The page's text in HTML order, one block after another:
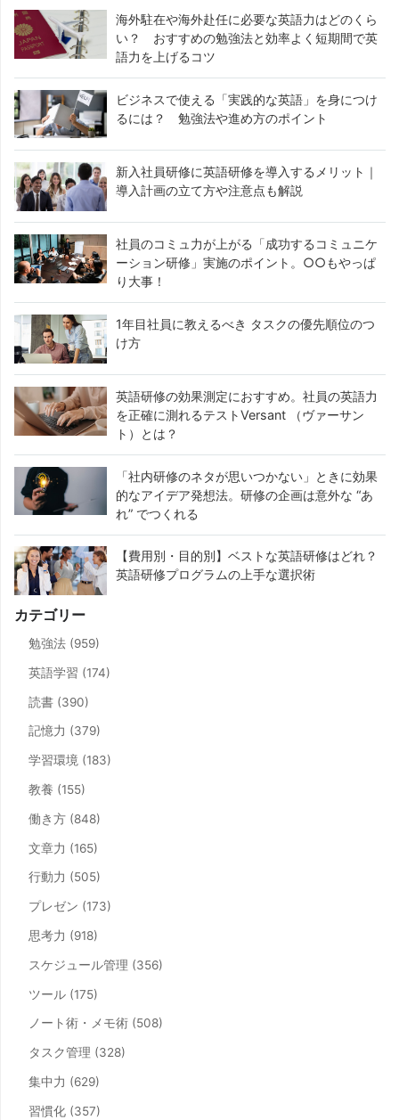
海外駐在や海外赴任に必要な英語力はどのくら
い？ おすすめの勉強法と効率よく短期間で英
語力を上げるコツ
ビジネスで使える「実践的な英語」を身につけ
るには？ 勉強法や進め方のポイント
新入社員研修に英語研修を導入するメリット｜
導入計画の立て方や注意点も解説
社員のコミュ力が上がる「成功するコミュニケ
ーション研修」実施のポイント。○○もやっぱ
り大事！
1年目社員に教えるべき タスクの優先順位のつ
け方
英語研修の効果測定におすすめ。社員の英語力
を正確に測れるテストVersant （ヴァーサン
ト）とは？
「社内研修のネタが思いつかない」ときに効果
的なアイデア発想法。研修の企画は意外な “あ
れ” でつくれる
【費用別・目的別】ベストな英語研修はどれ？
英語研修プログラムの上手な選択術
カテゴリー
勉強法 (959)
英語学習 (174)
読書 (390)
記憶力 (379)
学習環境 (183)
教養 (155)
働き方 (848)
文章力 (165)
行動力 (505)
プレゼン (173)
思考力 (918)
スケジュール管理 (356)
ツール (175)
ノート術・メモ術 (508)
タスク管理 (328)
集中力 (629)
習慣化 (357)